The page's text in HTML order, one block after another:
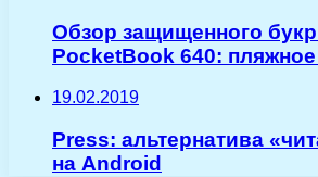
Обзор защищенного
PocketBook 640:
19.02.2019
Press: альтернатива
на Android